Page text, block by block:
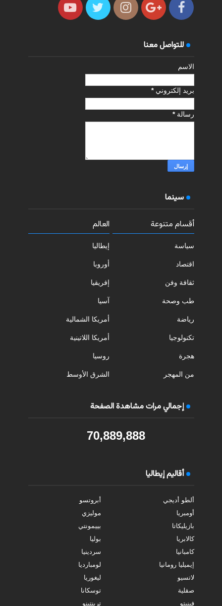
للتواصل معنا
الاسم
بريد إلكتروني*
رسالة*
سينما
أقسام متنوعة
سياسة
اقتصاد
ثقافة وفن
طب وصحة
رياضة
تكنولوجيا
هجرة
من المهجر
العالم
إيطاليا
أوروبا
إفريقيا
آسيا
أمريكا الشمالية
أمريكا اللاتينية
روسيا
الشرق الأوسط
إجمالي مرات مشاهدة الصفحة
70,889,888
أقاليم إيطاليا
ألطو أديجي
أبروتسو
أومبريا
موليزي
بازيليكاتا
بييمونتي
كالابريا
بوليا
كامبانيا
سردينيا
إيميليا رومانيا
لومبارديا
لاتسيو
ليغوريا
صقلية
توسكانا
فينيتو
ترينتينو